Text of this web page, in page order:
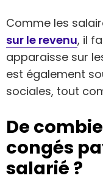
Comme les
sur le revenu, il
apparaisse sur
est également
sociales, tout
De
congés
salarié ?